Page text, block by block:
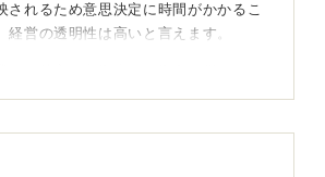
されるため意思決定に時間がかかるこ
経営の透明性は高いと言えます。